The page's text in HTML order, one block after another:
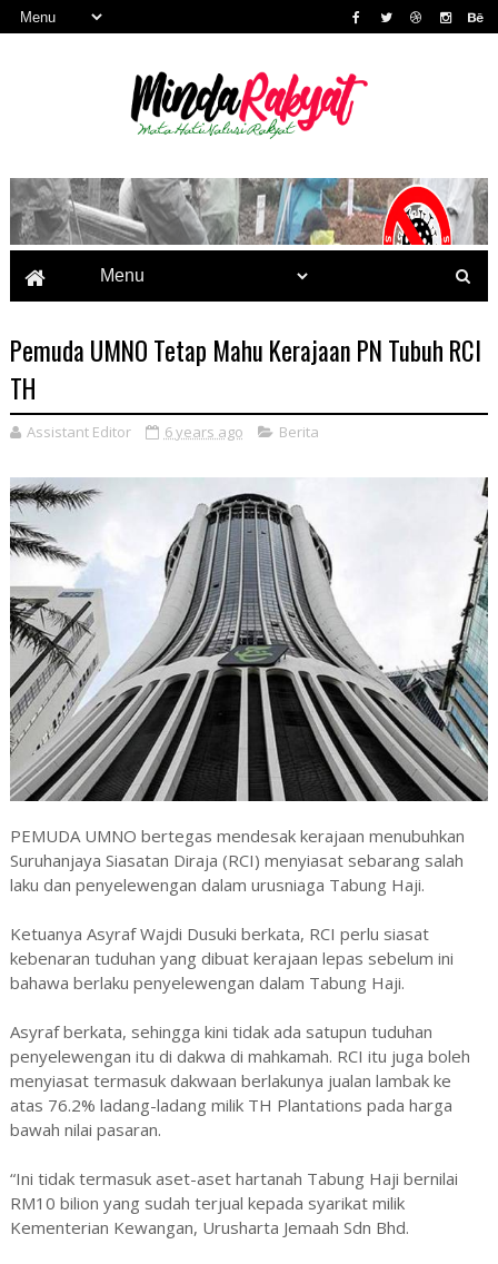
Pemuda UMNO Tetap Mahu Kerajaan PN Tubuh RCI
TH
Assistant Editor 6 years ago Berita
PEMUDA UMNO bertegas mendesak kerajaan menubuhkan
Suruhanjaya Siasatan Diraja (RCI) menyiasat sebarang salah
laku dan penyelewengan dalam urusniaga Tabung Haji.
Ketuanya Asyraf Wajdi Dusuki berkata, RCI perlu siasat
kebenaran tuduhan yang dibuat kerajaan lepas sebelum ini
bahawa berlaku penyelewengan dalam Tabung Haji.
Asyraf berkata, sehingga kini tidak ada satupun tuduhan
penyelewengan itu di dakwa di mahkamah. RCI itu juga boleh
menyiasat termasuk dakwaan berlakunya jualan lambak ke
atas 76.2% ladang-ladang milik TH Plantations pada harga
bawah nilai pasaran.
“Ini tidak termasuk aset-aset hartanah Tabung Haji bernilai
RM10 bilion yang sudah terjual kepada syarikat milik
Kementerian Kewangan, Urusharta Jemaah Sdn Bhd.